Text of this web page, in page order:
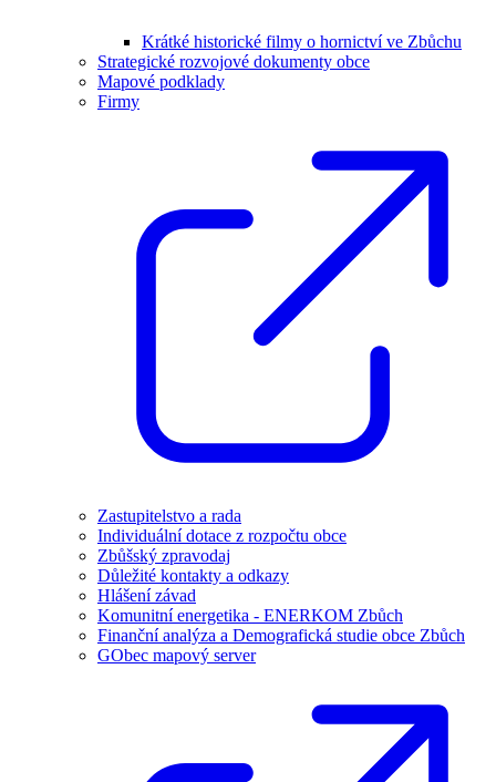
Krátké historické filmy o hornictví ve Zbůchu
Strategické rozvojové dokumenty obce
Mapové podklady
Firmy
Zastupitelstvo a rada
Individuální dotace z rozpočtu obce
Zbůšský zpravodaj
Důležité kontakty a odkazy
Hlášení závad
Komunitní energetika - ENERKOM Zbůch
Finanční analýza a Demografická studie obce Zbůch
GObec mapový server